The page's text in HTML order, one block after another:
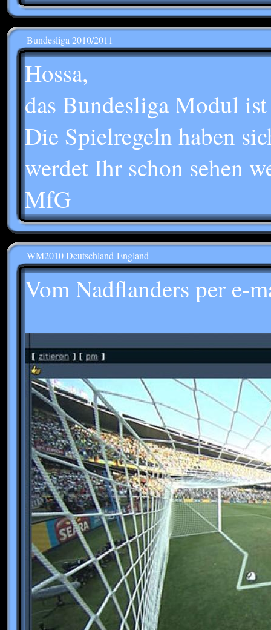
Bundesliga 2010/2011
Hossa,
das Bundesliga Modul
Die Spielregeln haben
werdet Ihr schon sehen
MfG
WM2010 Deutschland-England
Vom Nadflanders per e-